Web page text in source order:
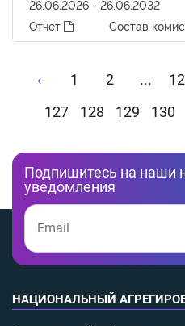
26.06.2026 - 26.06.2032
Отчет
Состав
‹ 1 2 ...
127
128 129 130
Подпишитесь на наши
уведомления
НАЦИОНАЛЬНЫЙ